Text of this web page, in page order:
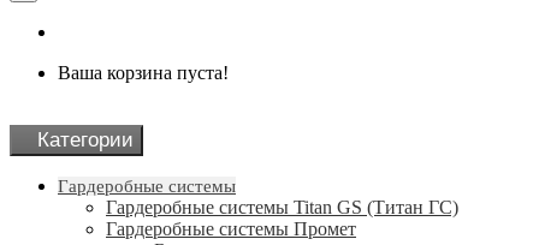
Ваша корзина пуста!
Категории
Гардеробные системы
Гардеробные системы Titan GS (Титан ГС)
Гардеробные системы Промет